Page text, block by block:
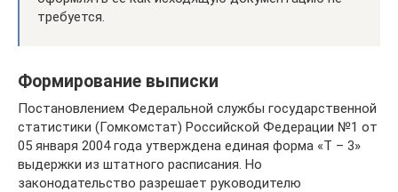
требуется.
Формирование выписки
Постановлением Федеральной службы государственной
статистики (Гомкомстат) Российской Федерации №1 от
05 января 2004 года утверждена единая форма «Т – 3»
выдержки из штатного расписания. Но
законодательство разрешает руководителю